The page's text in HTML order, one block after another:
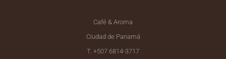
Café & Aroma
Ciudad de Panamá
T. +507 6814-3717